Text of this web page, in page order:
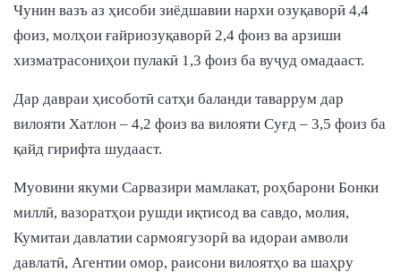
Чунин вазъ аз ҳисоби зиёдшавии нархи озуқаворӣ 4,4
фоиз, молҳои ғайриозуқаворӣ 2,4 фоиз ва арзиши
хизматрасониҳои пулакӣ 1,3 фоиз ба вуҷуд омадааст.
Дар давраи ҳисоботӣ сатҳи баланди таваррум дар
вилояти Хатлон – 4,2 фоиз ва вилояти Суғд – 3,5 фоиз ба
қайд гирифта шудааст.
Муовини якуми Сарвазири мамлакат, роҳбарони Бонки
миллӣ, вазоратҳои рушди иқтисод ва савдо, молия,
Кумитаи давлатии сармоягузорӣ ва идораи амволи
давлатӣ, Агентии омор, раисони вилоятҳо ва шаҳру